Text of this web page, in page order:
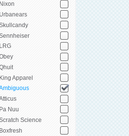
Nixon
LRG
King Apparel
Pa Nuu
Science
Boxfresh